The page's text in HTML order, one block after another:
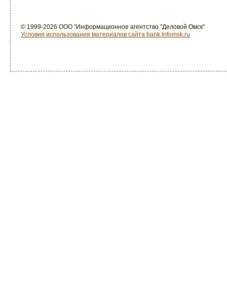
© 1999-2026 ООО "Информационное агентство "Деловой Омск"
Условия использования материалов сайта bank.Infomsk.ru